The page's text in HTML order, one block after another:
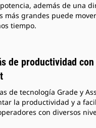
además de una
más grandes puede
tiempo.
de productividad
de tecnología Grade y
la productividad y a
con diversos